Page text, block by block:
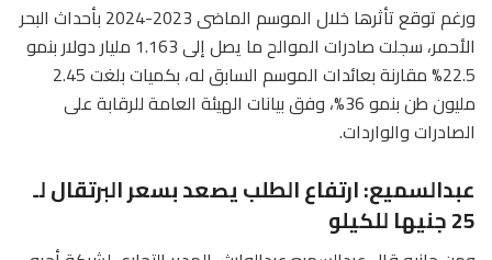
ورغم توقع تأثرها خلال الموسم الماضى 2023-2024 بأحداث البحر
الأحمر، سجلت صادرات الموالح ما يصل إلى 1.163 مليار دولار بنمو
22.5%؜ مقارنة بعائدات الموسم السابق له، بكميات بلغت 2.45
مليون طن بنمو 36%، وفق بيانات الهيئة العامة للرقابة على
الصادرات والواردات.
عبدالسميع: ارتفاع الطلب يصعد بسعر البرتقال لـ
25 جنيها للكيلو